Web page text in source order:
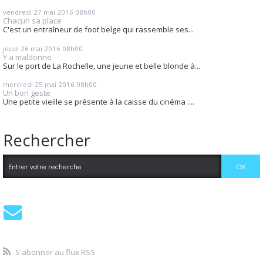
vendredi 27 mai 2016 08h00
Chacun sa place
C'est un entraîneur de foot belge qui rassemble ses...
jeudi 26 mai 2016 08h00
Y a maldonne
Sur le port de La Rochelle, une jeune et belle blonde à...
mercredi 25 mai 2016 08h00
Un bon geste
Une petite vieille se présente à la caisse du cinéma :...
Rechercher
S'abonner au flux RSS